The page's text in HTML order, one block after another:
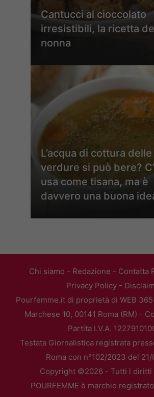
Cantucci al cioccolato
irresistibili, la ricetta
nonna
L’acqua di cottura delle
verdure si può bere?
usa come tisana, ma è
davvero una buona
Chi siamo - Redazione - Contatta
Privacy Policy-
Pourfemme.it di proprietà di WEB
Marchese 10, 00141 Roma (RM) -
Partita I.V.A.
Testata Giornalistica registrata
Roma con n°102/2023 del
Copyright ©2026 - Tutti i diritti
POURFEMME è marchio